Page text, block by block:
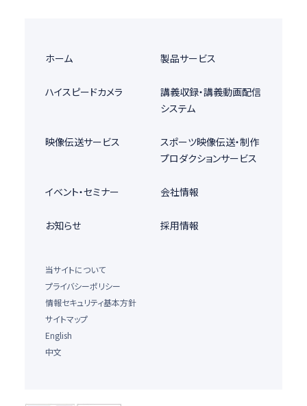
ホーム 製品サービス
ハイスピードカメラ
講義収録・講義動画配信
システム
映像伝送サービス
スポーツ映像伝送・制作
プロダクションサービス
イベント・セミナー 会社情報
お知らせ 採用情報
当サイトについて
プライバシーポリシー
情報セキュリティ基本方針
サイトマップ
English
中文